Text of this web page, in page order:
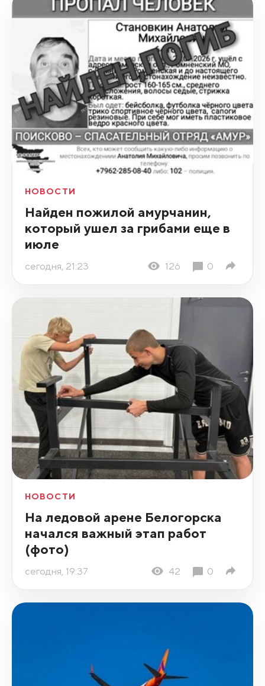
НОВОСТИ
Найден пожилой амурчанин,
который ушел за грибами еще в
июле
сегодня, 21:23 126 0
НОВОСТИ
На ледовой арене Белогорска
начался важный этап работ
(фото)
сегодня, 19:37 42 0